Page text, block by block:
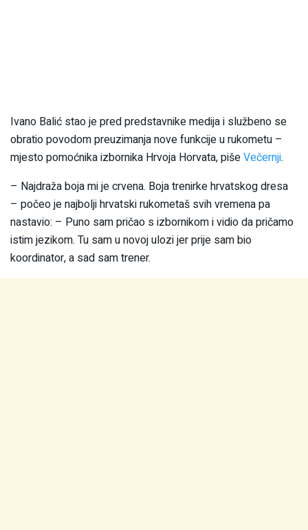
Ivano Balić stao je pred predstavnike medija i službeno se
obratio povodom preuzimanja nove funkcije u rukometu –
mjesto pomoćnika izbornika Hrvoja Horvata, pišeVečernji.
– Najdraža boja mi je crvena. Boja trenirke hrvatskog dresa
– počeo je najbolji hrvatski rukometaš svih vremena pa
nastavio: – Puno sam pričao s izbornikom i vidio da pričamo
istim jezikom. Tu sam u novoj ulozi jer prije sam bio
koordinator, a sad sam trener.